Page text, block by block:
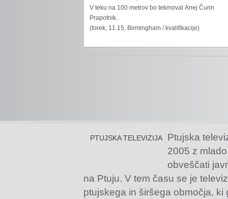
V teku na 100 metrov bo tekmoval Anej Čurin
Prapotnik.
(torek, 11.15, Birmingham / kvalifikacije)
PTUJSKA TELEVIZIJA
Ptujska
2005 z
obveščati
na Ptuju. V tem času se je
ptujskega in širšega območja,